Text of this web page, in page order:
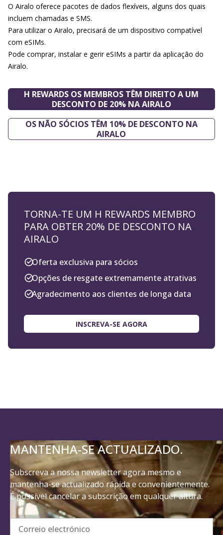
O Airalo oferece pacotes de dados flexíveis, alguns dos quais
incluem chamadas e SMS.
Para utilizar o Airalo, precisará de um dispositivo compatível
com eSIMs.
Pode comprar, instalar e gerir eSIMs a partir da aplicação do
Airalo.
H REWARDS OS MEMBROS TÊM DIREITO A UM
DESCONTO DE 20% NA AIRALO
OS NÃO SÓCIOS TÊM 10% DE DESCONTO NA
AIRALO
TORNA-TE UM H REWARDS MEMBRO
PARA OBTER 20% DE DESCONTO NA
AIRALO
Oferta exclusiva para sócios
Opções de resgate extremamente atrativas
Agradecimento aos clientes de longa data
INSCREVA-SE AGORA
MANTENHA-SE ACTUALIZADO.
Subscreva a nossa newsletter agora mesmo e
mantenha-se actualizado rápida e convenientemente.
É possível cancelar a subscrição em qualquer altura.
Correio electrónico